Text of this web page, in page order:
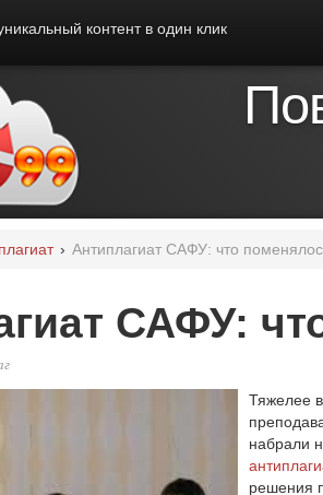
контент в один клик
› Антиплагиат САФУ: что
САФУ:
Тяжелее
набрали
решения